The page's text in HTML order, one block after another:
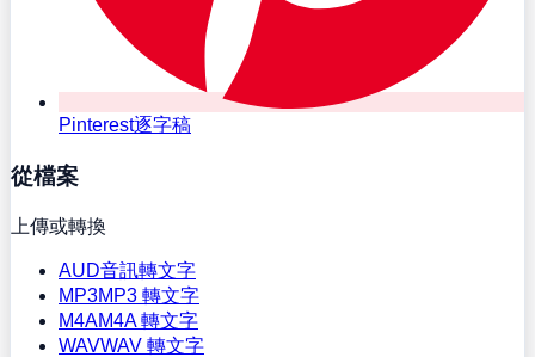
Pinterest逐字稿
從檔案
上傳或轉換
AUD音訊轉文字
MP3MP3 轉文字
M4AM4A 轉文字
WAVWAV 轉文字